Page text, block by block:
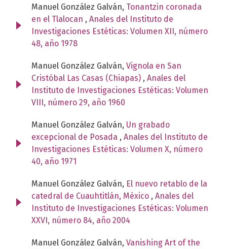
Manuel González Galván, Tonantzin coronada
en el Tlalocan , Anales del Instituto de
Investigaciones Estéticas: Volumen XII, número
48, año 1978
Manuel González Galván, Vignola en San
Cristóbal Las Casas (Chiapas) , Anales del
Instituto de Investigaciones Estéticas: Volumen
VIII, número 29, año 1960
Manuel González Galván, Un grabado
excepcional de Posada , Anales del Instituto de
Investigaciones Estéticas: Volumen X, número
40, año 1971
Manuel González Galván, El nuevo retablo de la
catedral de Cuauhtitlán, México , Anales del
Instituto de Investigaciones Estéticas: Volumen
XXVI, número 84, año 2004
Manuel González Galván, Vanishing Art of the